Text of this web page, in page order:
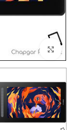
Click to enlarge